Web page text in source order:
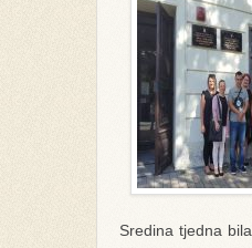
Sredina tjedna